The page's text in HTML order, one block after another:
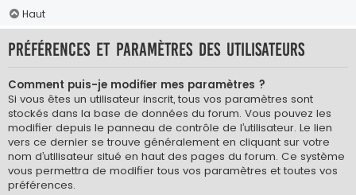
Haut
Préférences et paramètres des utilisateurs
Comment puis-je modifier mes paramètres ?
Si vous êtes un utilisateur inscrit, tous vos paramètres sont
stockés dans la base de données du forum. Vous pouvez les
modifier depuis le panneau de contrôle de l’utilisateur. Le lien
vers ce dernier se trouve généralement en cliquant sur votre
nom d’utilisateur situé en haut des pages du forum. Ce système
vous permettra de modifier tous vos paramètres et toutes vos
préférences.